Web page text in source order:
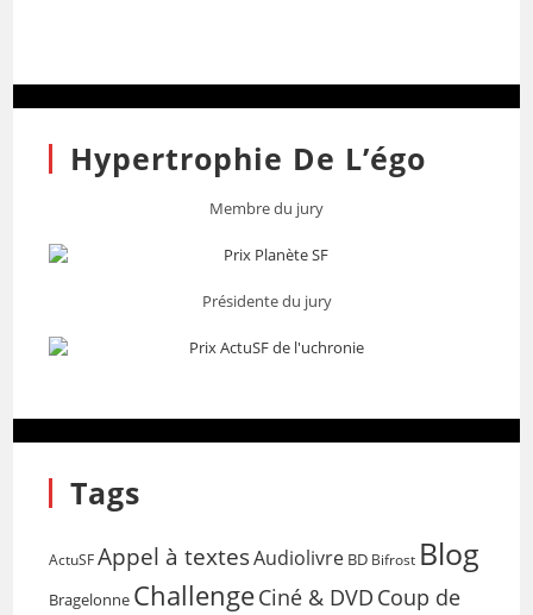
Hypertrophie De L’égo
Membre du jury
Présidente du jury
Tags
ActuSF Appel à textesAudiolivre BD Bifrost Blog
Bragelonne ChallengeCiné & DVD Coup de